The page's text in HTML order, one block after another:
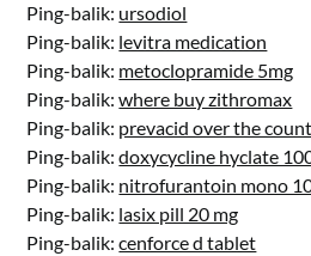
Ping-balik: ursodiol
Ping-balik: levitra medication
Ping-balik: metoclopramide 5mg
Ping-balik:where buy zithromax
Ping-balik: prevacid over the
Ping-balik:doxycycline hyclate
Ping-balik: nitrofurantoin mono
Ping-balik: lasix pill 20 mg
Ping-balik:cenforce d tablet